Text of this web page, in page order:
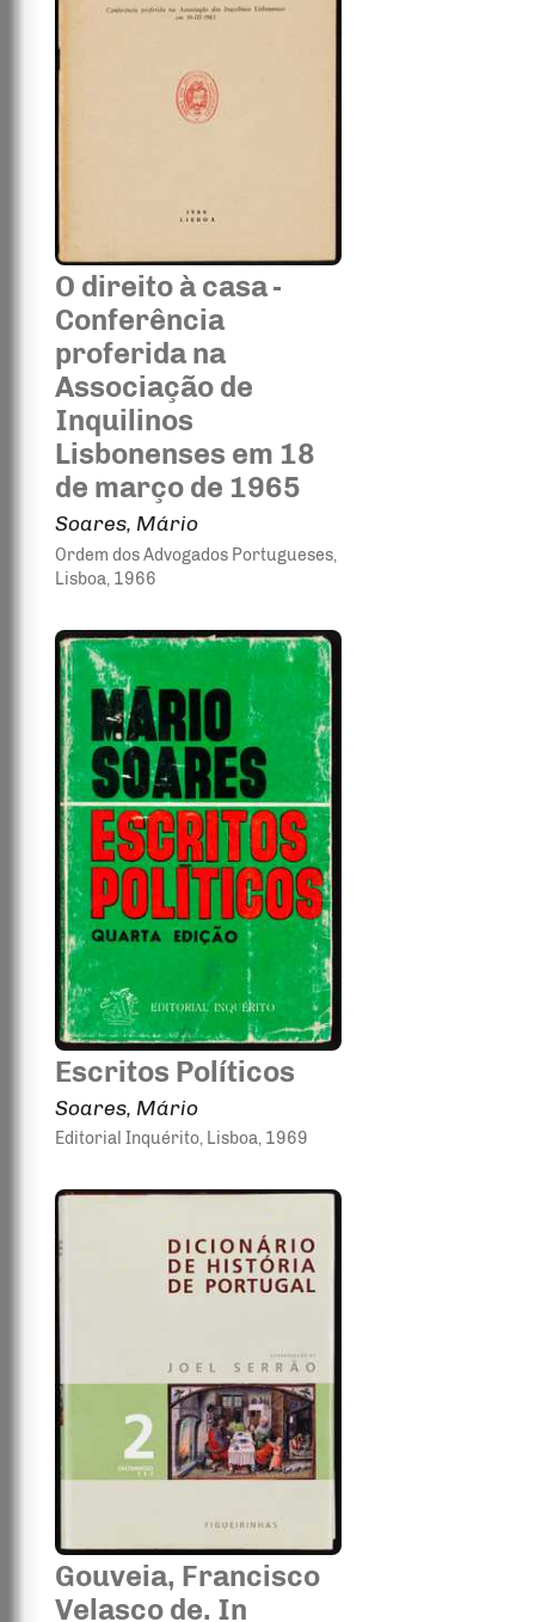
O direito à casa -
Conferência
proferida na
Associação de
Inquilinos
Lisbonenses em 18
de março de 1965
Soares, Mário
Ordem dos Advogados Portugueses,
Lisboa, 1966
Escritos Políticos
Soares, Mário
Editorial Inquérito, Lisboa, 1969
Gouveia, Francisco
Velasco de. In